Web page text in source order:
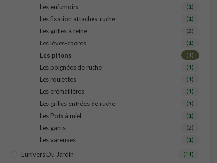
Les enfumoirs (1)
Les fixation attaches-ruche (1)
Les grilles à reine (2)
Les lèves-cadres (1)
Les pitons (1)
Les poignées de ruche (1)
Les roulettes (1)
Les crémaillères (1)
Les grilles entrées de ruche (1)
Les Pots à miel (1)
Les gants (2)
Les vareuses (1)
L’univers Du Jardin (11)